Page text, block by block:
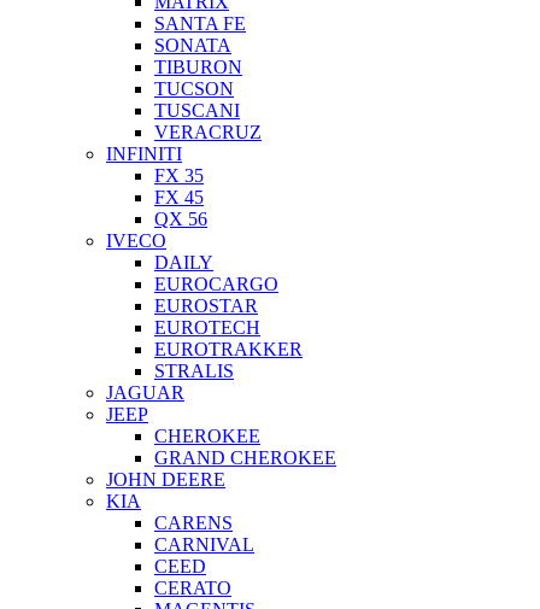
SANTA FE
SONATA
TIBURON
TUCSON
TUSCANI
VERACRUZ
INFINITI
FX 35
FX 45
QX 56
IVECO
DAILY
EUROCARGO
EUROSTAR
EUROTECH
EUROTRAKKER
STRALIS
JAGUAR
JEEP
CHEROKEE
GRAND CHEROKEE
JOHN DEERE
KIA
CARENS
CARNIVAL
CEED
CERATO